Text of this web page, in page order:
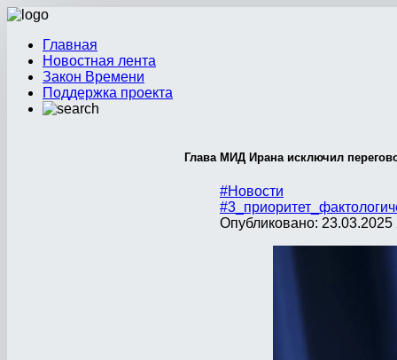
Главная
Новостная лента
Закон Времени
Поддержка проекта
Глава МИД Ирана исключил
#Новости
Опубликовано: 23.03.2025